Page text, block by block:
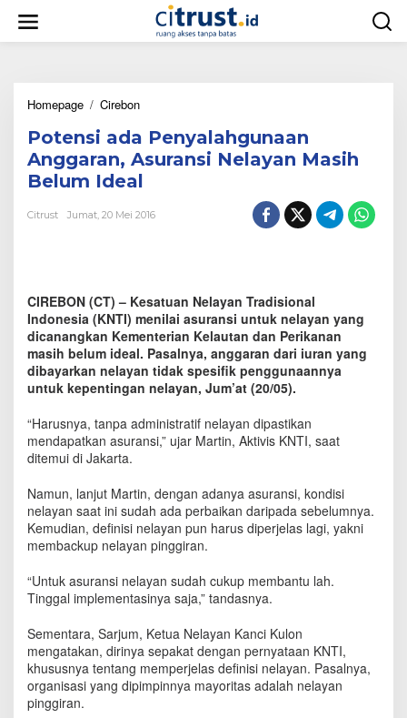
w
Homepage / Cirebon
t
e
n
s
a
n
y
a
a
h
g
u
n
a
A
n
g
g
r
a
A
s
u
r
Potensi ada Penyalahgunaan
Anggaran, Asuransi Nelayan Masih
Belum Ideal
Citrust Jumat, 20 Mei 2016
CIREBON (CT) – Kesatuan Nelayan Tradisional
Indonesia (KNTI) menilai asuransi untuk nelayan yang
dicanangkan Kementerian Kelautan dan Perikanan
masih belum ideal. Pasalnya, anggaran dari iuran yang
dibayarkan nelayan tidak spesifik penggunaannya
untuk kepentingan nelayan, Jum’at (20/05).
“Harusnya, tanpa administratif nelayan dipastikan
mendapatkan asuransi,” ujar Martin, Aktivis KNTI, saat
ditemui di Jakarta.
Namun, lanjut Martin, dengan adanya asuransi, kondisi
nelayan saat ini sudah ada perbaikan daripada sebelumnya.
Kemudian, definisi nelayan pun harus diperjelas lagi, yakni
membackup nelayan pinggiran.
“Untuk asuransi nelayan sudah cukup membantu lah.
Tinggal implementasinya saja,” tandasnya.
Sementara, Sarjum, Ketua Nelayan Kanci Kulon
mengatakan, dirinya sepakat dengan pernyataan KNTI,
khususnya tentang memperjelas definisi nelayan. Pasalnya,
organisasi yang dipimpinnya mayoritas adalah nelayan
pinggiran.